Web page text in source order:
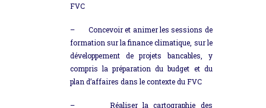
FVC
–Concevoir et animer les sessions de
formation sur la finance climatique, sur le
développement de projets bancables, y
compris la préparation du budget et du
plan d’affaires dans le contexte du FVC
– Réaliser la cartographie des